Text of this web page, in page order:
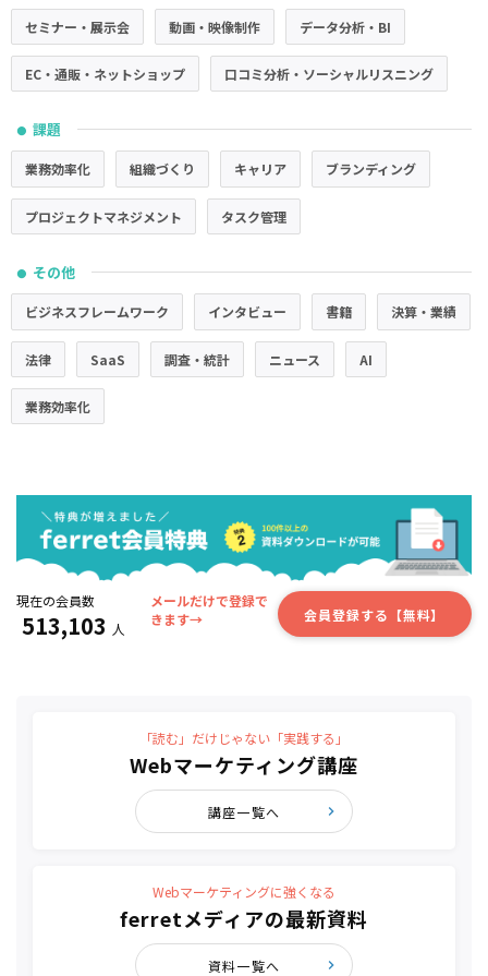
セミナー・展示会 動画・映像制作 データ分析・BI
EC・通販・ネットショップ 口コミ分析・ソーシャルリスニング
● 課題
業務効率化 組織づくり キャリア ブランディング
プロジェクトマネジメント タスク管理
● その他
ビジネスフレームワーク インタビュー 書籍 決算・業績
法律 SaaS 調査・統計 ニュース AI
業務効率化
現在の会員数
513,103 人
メールだけで登録で
きます→
会員登録する【無料】
「読む」だけじゃない「実践する」
Webマーケティング講座
講座一覧へ
Webマーケティングに強くなる
ferretメディアの最新資料
資料一覧へ